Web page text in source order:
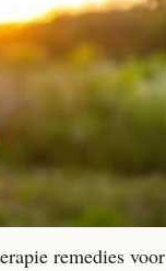
remedies voor